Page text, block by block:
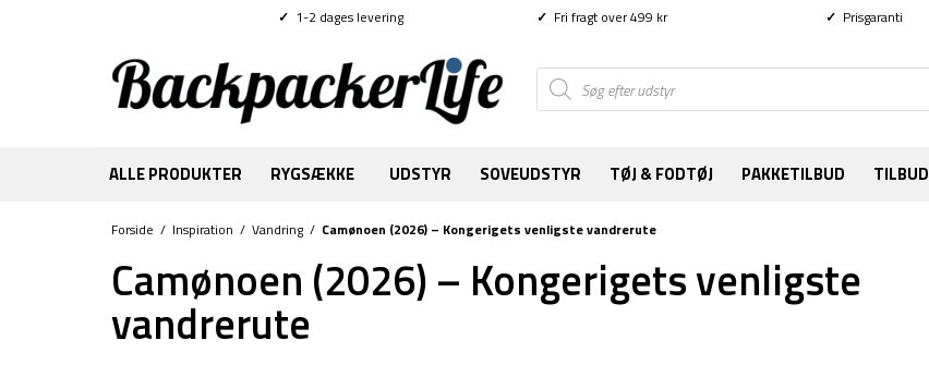
✓ 1-2 dages levering ✓ Fri fragt over 499 kr ✓ Prisgaranti
Products
search
ALLE PRODUKTER RYGSÆKKE UDSTYR SOVEUDSTYR TØJ & FODTØJ PAKKETILBUD TILBUD
Forside / Inspiration / Vandring / Camønoen (2026) – Kongerigets venligste vandrerute
Camønoen (2026) – Kongerigets venligste
vandrerute